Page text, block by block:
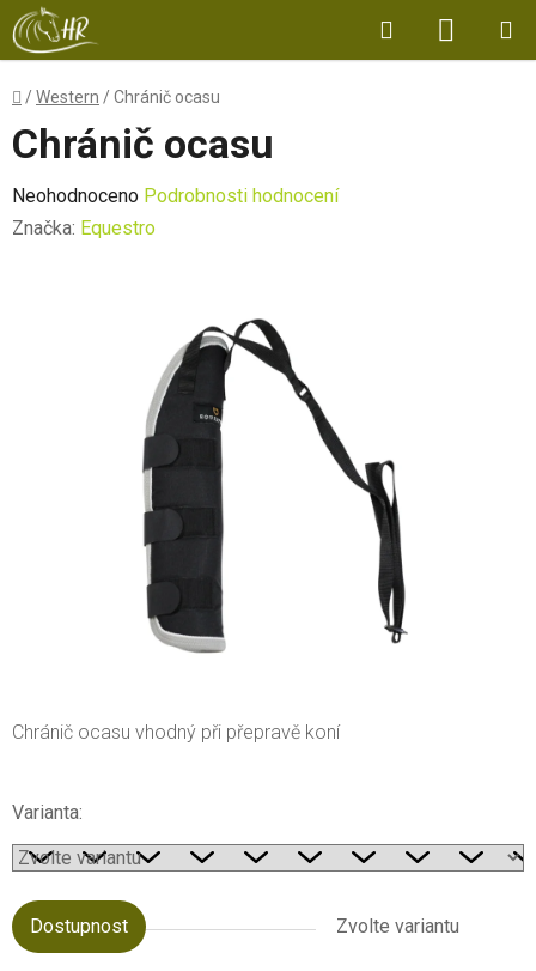
Přejít
na
obsah
Hledat
KOŠÍK
Domů
/Western /Chránič ocasu
Chránič ocasu vhodný při přepravě koní
Varianta:
Dostupnost Zvolte variantu
Chránič ocasu
Průměrné
hodnocení
Neohodnoceno Podrobnosti hodnocení
Značka: Equestro